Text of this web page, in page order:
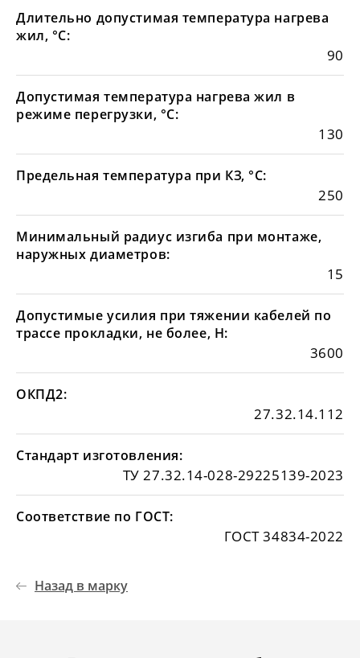
Длительно допустимая температура нагрева
жил, °С:
90
Допустимая температура нагрева жил в
режиме перегрузки, °С:
130
Предельная температура при КЗ, °С:
250
Минимальный радиус изгиба при монтаже,
наружных диаметров:
15
Допустимые усилия при тяжении кабелей по
трассе прокладки, не более, Н:
3600
ОКПД2:
27.32.14.112
Стандарт изготовления:
ТУ 27.32.14-028-29225139-2023
Соответствие по ГОСТ:
ГОСТ 34834-2022
Назад в марку